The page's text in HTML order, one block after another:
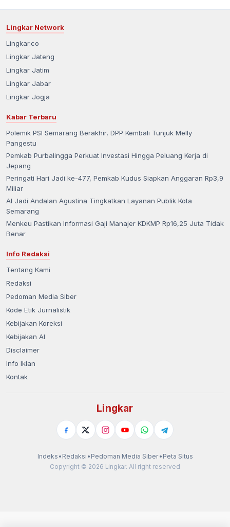
Lingkar Network
Lingkar.co
Lingkar Jateng
Lingkar Jatim
Lingkar Jabar
Lingkar Jogja
Kabar Terbaru
Polemik PSI Semarang Berakhir, DPP Kembali Tunjuk Melly
Pangestu
Pemkab Purbalingga Perkuat Investasi Hingga Peluang Kerja di
Jepang
Peringati Hari Jadi ke-477, Pemkab Kudus Siapkan Anggaran Rp3,9
Miliar
AI Jadi Andalan Agustina Tingkatkan Layanan Publik Kota
Semarang
Menkeu Pastikan Informasi Gaji Manajer KDKMP Rp16,25 Juta Tidak
Benar
Info Redaksi
Tentang Kami
Redaksi
Pedoman Media Siber
Kode Etik Jurnalistik
Kebijakan Koreksi
Kebijakan AI
Disclaimer
Info Iklan
Kontak
Lingkar
Indeks • Redaksi • Pedoman Media Siber• Peta Situs
Copyright © 2026 Lingkar. All right reserved